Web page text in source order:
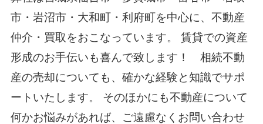
市・ 岩沼市・ 大和町・利府町を中心に、不動産
仲介・買取をおこなっています。 賃貸での資産
形成のお手伝いも喜んで致します！ 相続不動
産の売却についても、確かな経験と知識でサポ
ートいたします。 そのほかにも不動産について
何かお悩みがあれば、ご遠慮なくお問い合わせ